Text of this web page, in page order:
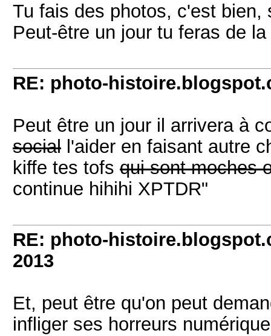
Tu fais des photos, c'est
Peut-être un jour tu feras de
RE: photo-
Peut être un jour il arrivera à
social l'aider en faisant autre
kiffe tes tofs qui sont moches
continue hihihi XPTDR"
RE: photo-
2013
Et, peut être qu'on peut
infliger ses horreurs